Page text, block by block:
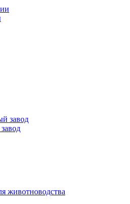
животноводства